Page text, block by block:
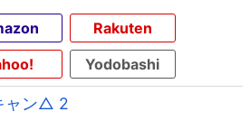
Rakuten
Yodobashi
ャン△ 2